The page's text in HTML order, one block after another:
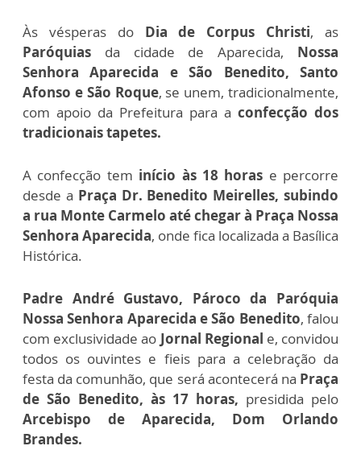
Às vésperas do Dia de Corpus Christi, as
Paróquias da cidade de Aparecida, Nossa
Senhora Aparecida e São Benedito, Santo
Afonso e São Roque, se unem, tradicionalmente,
com apoio da Prefeitura para a confecção dos
tradicionais tapetes.
A confecção tem início às 18 horas e percorre
desde a Praça Dr. Benedito Meirelles, subindo
a rua Monte Carmelo até chegar à Praça Nossa
Senhora Aparecida, onde fica localizada a Basílica
Histórica.
Padre André Gustavo, Pároco da Paróquia
Nossa Senhora Aparecida e São Benedito, falou
com exclusividade ao Jornal Regional e, convidou
todos os ouvintes e fieis para a celebração da
festa da comunhão, que será acontecerá na Praça
de São Benedito, às 17 horas, presidida pelo
Arcebispo de Aparecida, Dom Orlando
Brandes.